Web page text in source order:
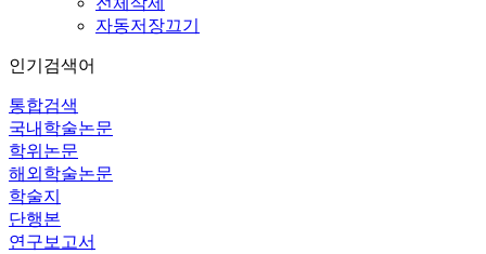
자동저장끄기
인기검색어
통합검색
국내학술논문
학위논문
해외학술논문
학술지
단행본
연구보고서